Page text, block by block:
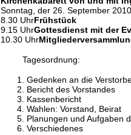
Sonntag, der 26. September 2010
8.30 UhrFrühstück
9.15 UhrGottesdienst mit der
10.30 Uhr
Tagesordnung:
Gedenken an die
Bericht des Vorstandes
Kassenbericht
Wahlen: Vorstand, Beirat
Planungen und Aufgaben
Verschiedenes